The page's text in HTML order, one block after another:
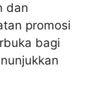
dan
promosi
bagi